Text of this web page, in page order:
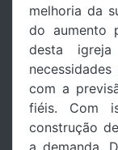
melhoria da
do aumento
desta
com a
fiéis. Com
construção
a demanda.